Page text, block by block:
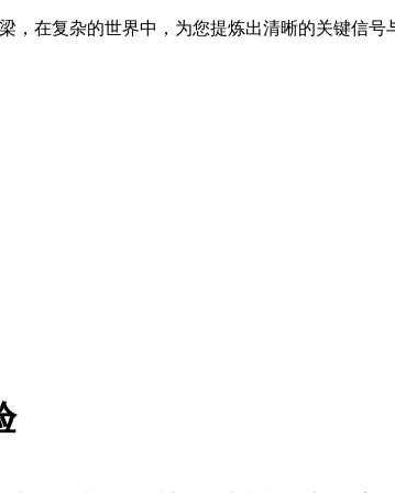
在复杂的世界中，为您提炼出清晰的关键信号